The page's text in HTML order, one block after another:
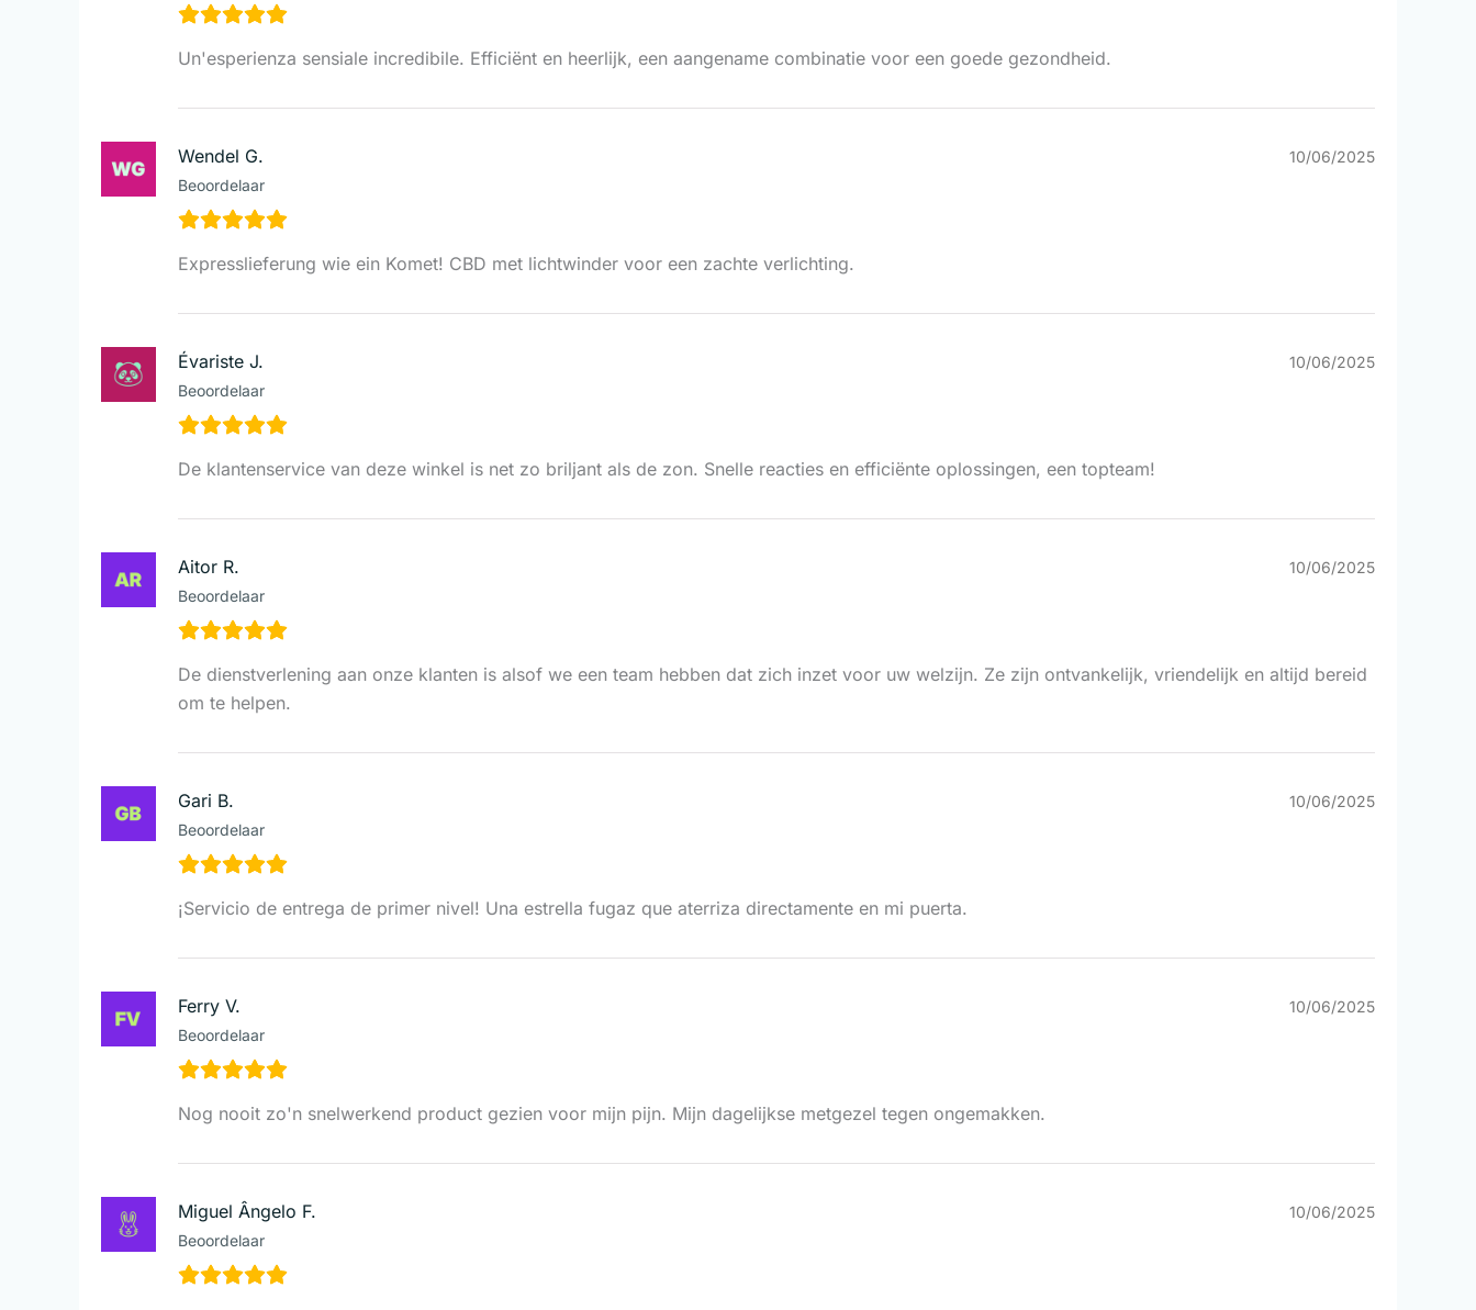
Un'esperienza sensiale incredibile. Efficiënt en heerlijk, een aangename combinatie voor een goede gezondheid.
Wendel G.
Beoordelaar
10/06/2025
Expresslieferung wie ein Komet! CBD met lichtwinder voor een zachte verlichting.
Évariste J.
Beoordelaar
10/06/2025
De klantenservice van deze winkel is net zo briljant als de zon. Snelle reacties en efficiënte oplossingen, een topteam!
Aitor R.
Beoordelaar
10/06/2025
De dienstverlening aan onze klanten is alsof we een team hebben dat zich inzet voor uw welzijn. Ze zijn ontvankelijk, vriendelijk en altijd bereid
om te helpen.
Gari B.
Beoordelaar
10/06/2025
¡Servicio de entrega de primer nivel! Una estrella fugaz que aterriza directamente en mi puerta.
Ferry V.
Beoordelaar
10/06/2025
Nog nooit zo'n snelwerkend product gezien voor mijn pijn. Mijn dagelijkse metgezel tegen ongemakken.
Miguel Ângelo F.
Beoordelaar
10/06/2025